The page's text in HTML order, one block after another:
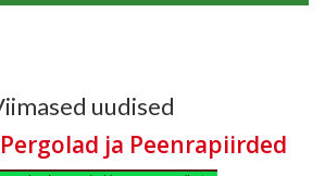
uudised
Pergolad ja Peenrapiirded